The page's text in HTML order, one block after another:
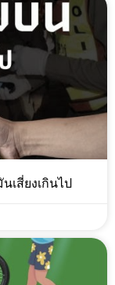
สี่ยงเกินไป